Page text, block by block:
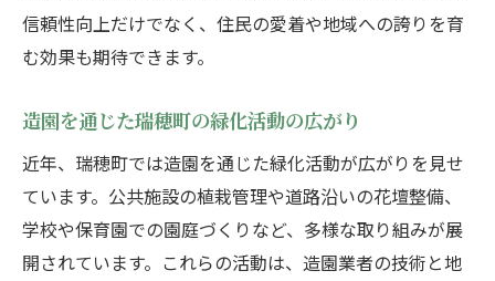
信頼性向上だけでなく、住民の愛着や地域への誇りを育
む効果も期待できます。
造園を通じた瑞穂町の緑化活動の広がり
近年、瑞穂町では造園を通じた緑化活動が広がりを見せ
ています。公共施設の植栽管理や道路沿いの花壇整備、
学校や保育園での園庭づくりなど、多様な取り組みが展
開されています。これらの活動は、造園業者の技術と地